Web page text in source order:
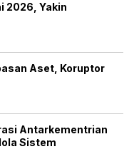
2026, Yakin
Aset, Koruptor
Antarkementrian
Sistem